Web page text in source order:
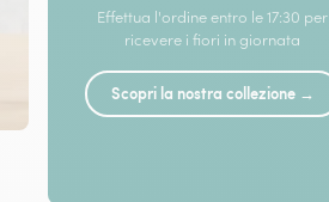
Effettua l'ordine entro le 17:30 per
ricevere i fiori in giornata
Scopri la nostra collezione →